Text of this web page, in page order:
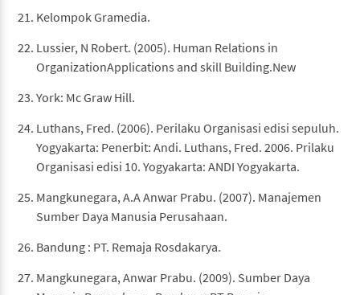
Kelompok Gramedia.
Lussier, N Robert. (2005). Human Relations in
OrganizationApplications and skill Building.New
York: Mc Graw Hill.
Luthans, Fred. (2006). Perilaku Organisasi edisi sepuluh.
Yogyakarta: Penerbit: Andi. Luthans, Fred. 2006. Prilaku
Organisasi edisi 10. Yogyakarta: ANDI Yogyakarta.
Mangkunegara, A.A Anwar Prabu. (2007). Manajemen
Sumber Daya Manusia Perusahaan.
Bandung : PT. Remaja Rosdakarya.
Mangkunegara, Anwar Prabu. (2009). Sumber Daya